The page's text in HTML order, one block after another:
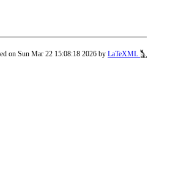
on Sun Mar 22 15:08:18 2026 by LaTeXML